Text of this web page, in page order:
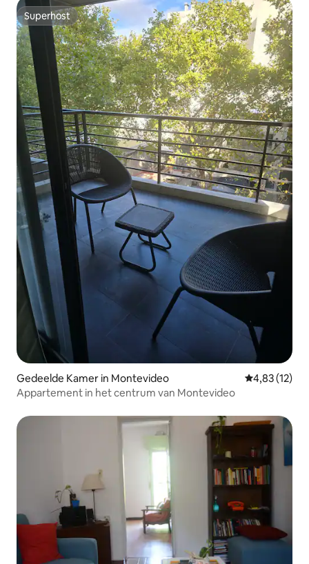
Superhost
Superhost
Gedeelde Kamer in Montevideo Gemiddelde
4,83 (12)
Appartement in het centrum van Montevideo